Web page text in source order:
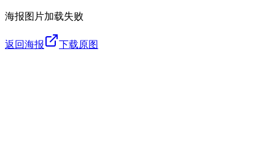
海报图片加载失败
返回海报 下载原图